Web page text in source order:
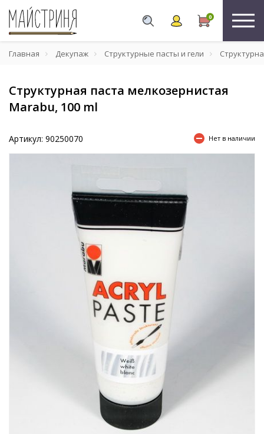
0
Главная Декупаж Структурные пасты и гели
Структурная паста мелкозернистая
Marabu, 100 ml
Артикул: 90250070 Нет в наличии